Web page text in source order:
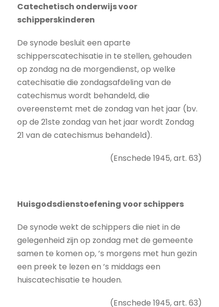
Catechetisch onderwijs voor
schipperskinderen
De synode besluit een aparte
schipperscatechisatie in te stellen, gehouden
op zondag na de morgendienst, op welke
catechisatie die zondagsafdeling van de
catechismus wordt behandeld, die
overeenstemt met de zondag van het jaar (bv.
op de 21ste zondag van het jaar wordt Zondag
21 van de catechismus behandeld).
(Enschede 1945, art. 63)
Huisgodsdienstoefening voor schippers
De synode wekt de schippers die niet in de
gelegenheid zijn op zondag met de gemeente
samen te komen op, ’s morgens met hun gezin
een preek te lezen en ’s middags een
huiscatechisatie te houden.
(Enschede 1945, art. 63)